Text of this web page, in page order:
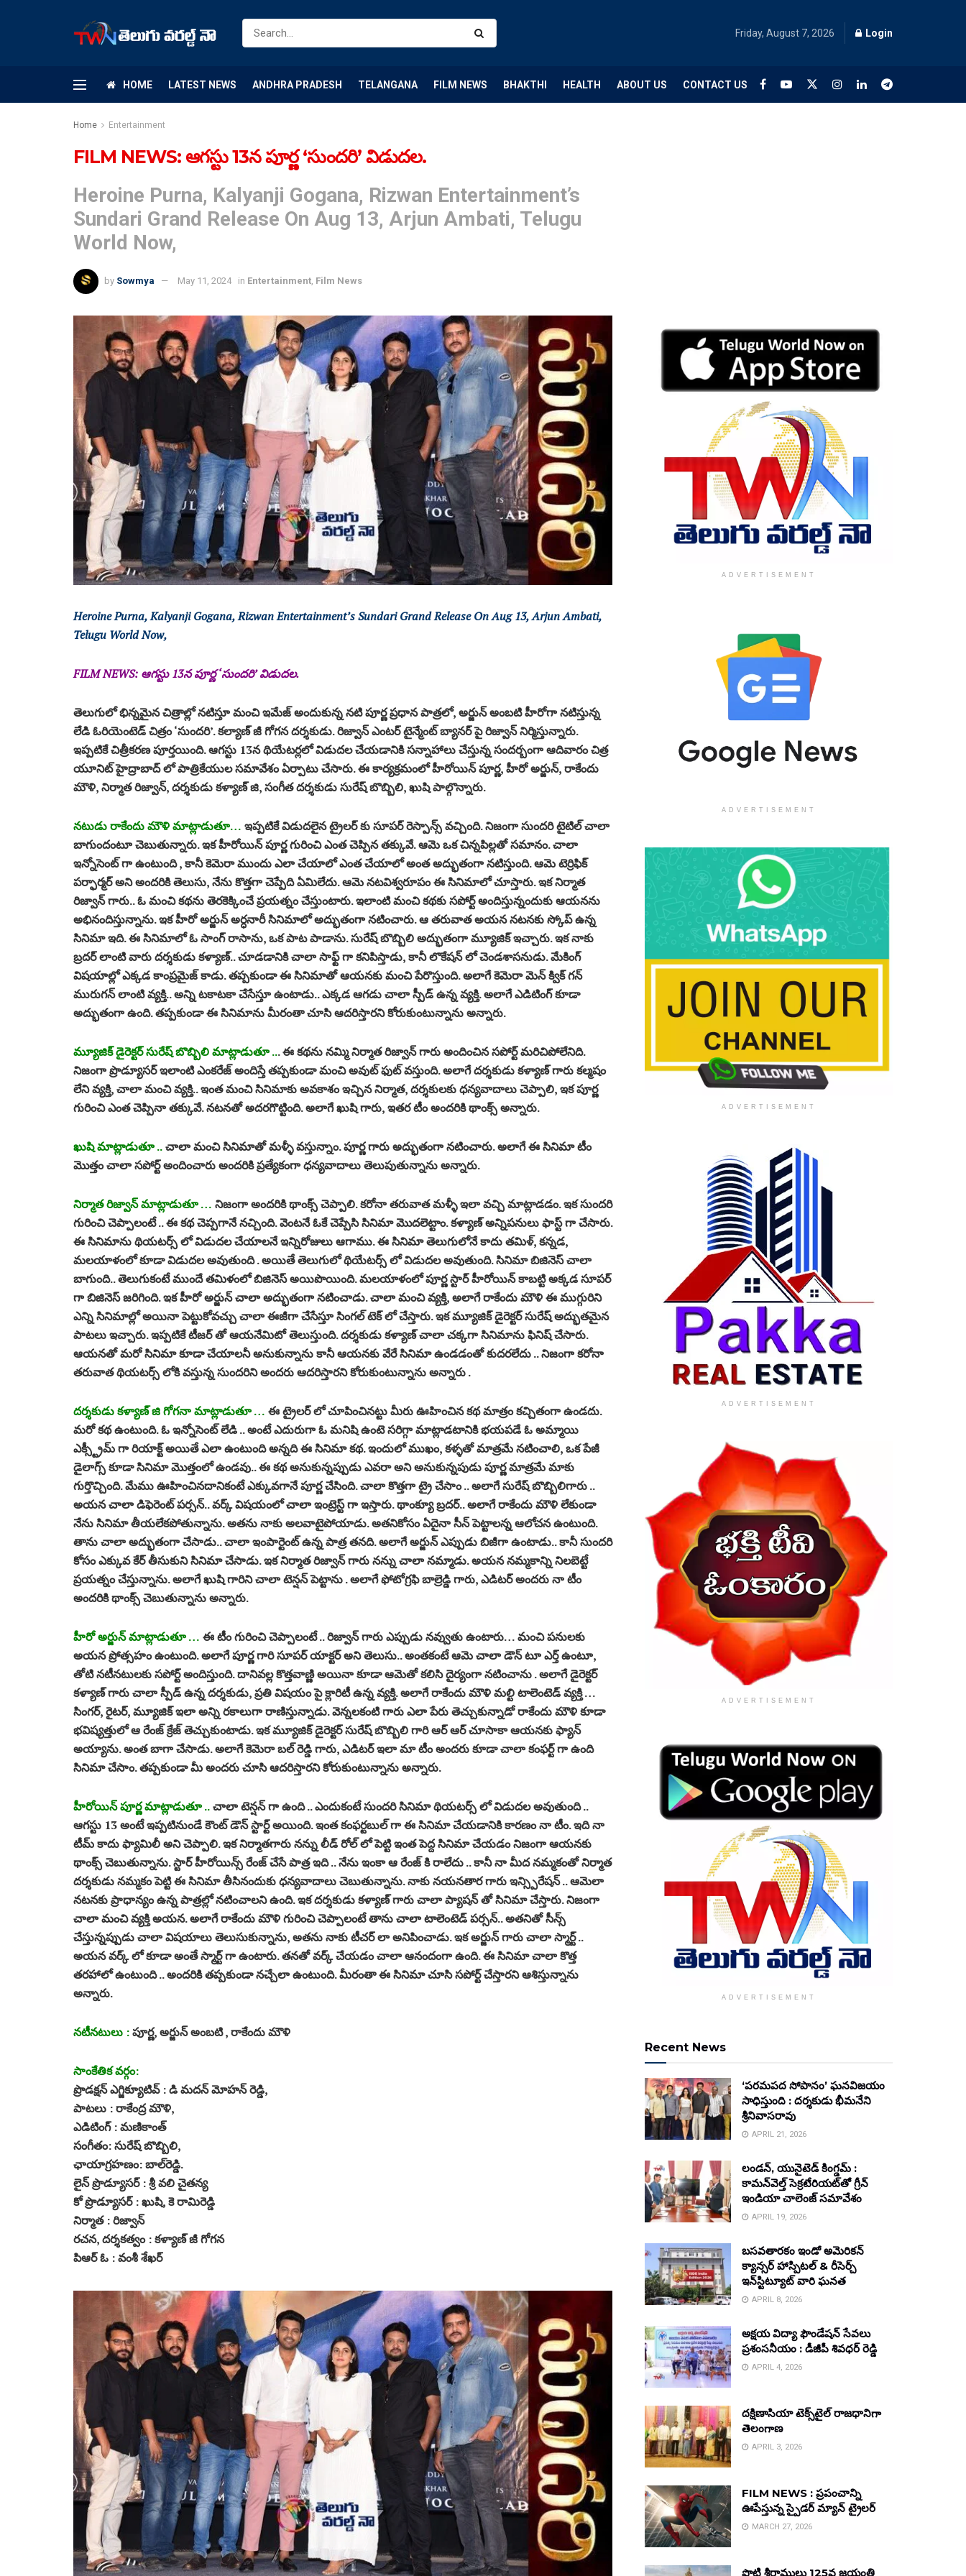
Friday, August 7, 2026 Login
HOME LATEST NEWS ANDHRA PRADESH TELANGANA FILM NEWS BHAKTHI HEALTH ABOUT US CONTACT US
Home Entertainment
FILM NEWS: ఆగస్టు 13న పూర్ణ ‘సుందరి’ విడుదల.
Heroine Purna, Kalyanji Gogana, Rizwan Entertainment’s
Sundari Grand Release On Aug 13, Arjun Ambati, Telugu
World Now,
by Sowmya May 11, 2024 in Entertainment, Film News
Heroine Purna, Kalyanji Gogana, Rizwan Entertainment’s Sundari Grand Release On Aug 13, Arjun Ambati,
Telugu World Now,
FILM NEWS: ఆగస్టు 13న పూర్ణ ‘సుందరి’ విడుదల.
తెలుగులో భిన్నమైన చిత్రాల్లో నటిస్తూ మంచి ఇమేజ్ అందుకున్న నటి పూర్ణ ప్రధాన పాత్రలో, అర్జున్ అంబటి హీరోగా నటిస్తున్న
లేడి ఓరియెంటెడ్ చిత్రం ‘సుందరి’. కల్యాణ్‌ జీ గోగన దర్శకుడు. రిజ్వాన్ ఎంటర్ టైన్మేంట్ బ్యానర్ పై రిజ్వాన్‌ నిర్మిస్తున్నారు.
ఇప్పటికే చిత్రీకరణ పూర్తయింది. ఆగస్టు 13న థియేటర్లలో విడుదల చేయడానికి సన్నాహాలు చేస్తున్న సందర్బంగా ఆదివారం చిత్ర
యూనిట్ హైద్రాబాద్ లో పాత్రికేయుల సమావేశం ఏర్పాటు చేసారు. ఈ కార్యక్రమంలో హీరోయిన్ పూర్ణ, హీరో అర్జున్, రాకేందు
మౌళి, నిర్మాత రిజ్వాన్, దర్శకుడు కళ్యాణ్ జి, సంగీత దర్శకుడు సురేష్ బొబ్బిలి, ఖుషి పాల్గొన్నారు.
నటుడు రాకేందు మౌళి మాట్లాడుతూ… ఇప్పటికే విడుదలైన ట్రైలర్ కు సూపర్ రెస్పాన్స్ వచ్చింది. నిజంగా సుందరి టైటిల్ చాలా
బాగుందంటూ చెబుతున్నారు. ఇక హీరోయిన్ పూర్ణ గురించి ఎంత చెప్పిన తక్కువే. ఆమె ఒక చిన్నపిల్లతో సమానం. చాలా
ఇన్నోసెంట్ గా ఉంటుంది , కానీ కెమెరా ముందు ఎలా చేయాలో ఎంత చేయాలో అంత అద్భుతంగా నటిస్తుంది. ఆమె టెర్రిఫిక్
పర్ఫార్మర్ అని అందరికి తెలుసు, నేను కొత్తగా చెప్పేది ఏమిలేదు. ఆమె నటవిశ్వరూపం ఈ సినిమాలో చూస్తారు. ఇక నిర్మాత
రిజ్వాన్ గారు.. ఓ మంచి కథను తెరకెక్కించే ప్రయత్నం చేస్తుంటారు. ఇలాంటి మంచి కథకు సపోర్ట్ అందిస్తున్నందుకు ఆయనను
అభినందిస్తున్నాను. ఇక హీరో అర్జున్ అర్ధనారీ సినిమాలో అద్భుతంగా నటించారు. ఆ తరువాత అయన నటనకు స్కోప్ ఉన్న
సినిమా ఇది. ఈ సినిమాలో ఓ సాంగ్ రాసాను, ఒక పాట పాడాను. సురేష్ బొబ్బిలి అద్భుతంగా మ్యూజిక్ ఇచ్చారు. ఇక నాకు
బ్రదర్ లాంటి వారు దర్శకుడు కళ్యాణ్.. చూడడానికి చాలా సాఫ్ట్ గా కనిపిస్తాడు, కానీ లొకేషన్ లో చెండశాసనుడు. మేకింగ్
విషయాల్లో ఎక్కడ కాంప్రమైజ్ కాడు. తప్పకుండా ఈ సినిమాతో ఆయనకు మంచి పేరొస్తుంది. అలాగే కెమెరా మెన్ క్విక్ గన్
మురుగన్ లాంటి వ్యక్తి.. అన్ని టకాటకా చేసేస్తూ ఉంటాడు.. ఎక్కడ ఆగడు చాలా స్పీడ్ ఉన్న వ్యక్తి. అలాగే ఎడిటింగ్ కూడా
అద్భుతంగా ఉంది. తప్పకుండా ఈ సినిమాను మీరంతా చూసి ఆదరిస్తారని కోరుకుంటున్నాను అన్నారు.
మ్యూజిక్ డైరెక్టర్ సురేష్ బొబ్బిలి మాట్లాడుతూ ... ఈ కథను నమ్మి నిర్మాత రిజ్వాన్ గారు అందించిన సపోర్ట్ మరిచిపోలేనిది.
నిజంగా ప్రొడ్యూసర్ ఇలాంటి ఎంకరేజ్ అందిస్తే తప్పకుండా మంచి అవుట్ ఫుట్ వస్తుంది. అలాగే దర్శకుడు కళ్యాణ్ గారు కల్మషం
లేని వ్యక్తి, చాలా మంచి వ్యక్తి.. ఇంత మంచి సినిమాకు అవకాశం ఇచ్చిన నిర్మాత, దర్శకులకు ధన్యవాదాలు చెప్పాలి, ఇక పూర్ణ
గురించి ఎంత చెప్పినా తక్కువే. నటనతో అదరగొట్టింది. అలాగే ఖుషి గారు, ఇతర టీం అందరికి థాంక్స్ అన్నారు.
ఖుషి మాట్లాడుతూ ..చాలా మంచి సినిమాతో మళ్ళీ వస్తున్నాం. పూర్ణ గారు అద్భుతంగా నటించారు. అలాగే ఈ సినిమా టీం
మొత్తం చాలా సపోర్ట్ అందించారు అందరికి ప్రత్యేకంగా ధన్యవాదాలు తెలుపుతున్నాను అన్నారు.
నిర్మాత రిజ్వాన్ మాట్లాడుతూ … నిజంగా అందరికి థాంక్స్ చెప్పాలి. కరోనా తరువాత మళ్ళీ ఇలా వచ్చి మాట్లాడడం. ఇక సుందరి
గురించి చెప్పాలంటే .. ఈ కథ చెప్పగానే నచ్చింది. వెంటనే ఓకే చెప్పేసి సినిమా మొదలెట్టాం. కళ్యాణ్ అన్నిపనులు ఫాస్ట్ గా చేసారు.
ఈ సినిమాను థియటర్స్ లో విడుదల చేయాలనే ఇన్నిరోజులు ఆగాము. ఈ సినిమా తెలుగులోనే కాదు తమిళ్, కన్నడ,
మలయాళంలో కూడా విడుదల అవుతుంది . అయితే తెలుగులో థియేటర్స్ లో విడుదల అవుతుంది. సినిమా బిజినెస్ చాలా
బాగుంది.. తెలుగుకంటే ముందే తమిళంలో బిజినెస్ అయిపొయింది. మలయాళంలో పూర్ణ స్టార్ హీరోయిన్ కాబట్టి అక్కడ సూపర్
గా బిజినెస్ జరిగింది. ఇక హీరో అర్జున్ చాలా అద్భుతంగా నటించాడు. చాలా మంచి వ్యక్తి, అలాగే రాకేందు మౌళి ఈ ముగ్గురిని
ఎన్ని సినిమాల్లో అయినా పెట్టుకోవచ్చు చాలా ఈజీగా చేసేస్తూ సింగల్ టెక్ లో చేస్తారు. ఇక మ్యూజిక్ డైరెక్టర్ సురేష్ అద్భుతమైన
పాటలు ఇచ్చారు. ఇప్పటికే టీజర్ తో ఆయనేమిటో తెలుస్తుంది. దర్శకుడు కళ్యాణ్ చాలా చక్కగా సినిమాను ఫినిష్ చేసారు.
ఆయనతో మరో సినిమా కూడా చేయాలనీ అనుకున్నాను కానీ ఆయనకు వేరే సినిమా ఉండడంతో కుదరలేదు .. నిజంగా కరోనా
తరువాత థియటర్స్ లోకి వస్తున్న సుందరిని అందరు ఆదరిస్తారని కోరుకుంటున్నాను అన్నారు .
దర్శకుడు కళ్యాణ్ జి గోగనా మాట్లాడుతూ … ఈ ట్రైలర్ లో చూపించినట్టు మీరు ఊహించిన కథ మాత్రం కచ్చితంగా ఉండదు.
మరో కథ ఉంటుంది. ఓ ఇన్నోసెంట్ లేడి .. అంటే ఎదురుగా ఓ మనిషి ఉంటె సరిగ్గా మాట్లాడటానికి భయపడే ఓ అమ్మాయి
ఎక్స్ట్రీమ్ గా రియాక్ట్ అయితే ఎలా ఉంటుంది అన్నది ఈ సినిమా కథ. ఇందులో ముఖం, కళ్ళతో మాత్రమే నటించాలి, ఒక పేజీ
డైలాగ్స్ కూడా సినిమా మొత్తంలో ఉండవు.. ఈ కథ అనుకున్నప్పుడు ఎవరా అని అనుకున్నపుడు పూర్ణ మాత్రమే మాకు
గుర్తొచ్చింది. మేము ఊహించినదానికంటే ఎక్కువగానే పూర్ణ చేసింది. చాలా కొత్తగా ట్రై చేసాం .. అలాగే సురేష్ బొబ్బిలిగారు ..
అయన చాలా డిఫెరెంట్ పర్సన్.. వర్క్ విషయంలో చాలా ఇంట్రెస్ట్ గా ఇస్తారు. థాంక్యూ బ్రదర్.. అలాగే రాకేందు మౌళి లేకుండా
నేను సినిమా తీయలేకపోతున్నాను. అతను నాకు అలవాటైపోయాడు. అతనికోసం ఏదైనా సీన్ పెట్టాలన్న ఆలోచన ఉంటుంది.
తాను చాలా అద్భుతంగా చేసాడు.. చాలా ఇంపార్టెంట్ ఉన్న పాత్ర తనది. అలాగే అర్జున్ ఎప్పుడు బిజీగా ఉంటాడు.. కానీ సుందరి
కోసం ఎక్కువ కేర్ తీసుకుని సినిమా చేసాడు. ఇక నిర్మాత రిజ్వాన్ గారు నన్ను చాలా నమ్మాడు. అయన నమ్మకాన్ని నిలబెట్టే
ప్రయత్నం చేస్తున్నాను. అలాగే ఖుషి గారిని చాలా టెన్షన్ పెట్టాను . అలాగే ఫోటోగ్రఫి బాల్రెడ్డి గారు, ఎడిటర్ అందరు నా టీం
అందరికి థాంక్స్ చెబుతున్నాను అన్నారు.
హీరో అర్జున్ మాట్లాడుతూ … ఈ టీం గురించి చెప్పాలంటే .. రిజ్వాన్ గారు ఎప్పుడు నవ్వుతు ఉంటారు… మంచి పనులకు
అయన ప్రోత్సహం ఉంటుంది. అలాగే పూర్ణ గారి సూపర్ యాక్టర్ అని తెలుసు.. అంతకంటే ఆమె చాలా డౌన్ టూ ఎర్త్ ఉంటూ,
తోటి నటీనటులకు సపోర్ట్ అందిస్తుంది. దానివల్ల కొత్తవాణ్ణి అయినా కూడా ఆమెతో కలిసి దైర్యంగా నటించాను . అలాగే డైరెక్టర్
కళ్యాణ్ గారు చాలా స్పీడ్ ఉన్న దర్శకుడు, ప్రతి విషయం పై క్లారిటీ ఉన్న వ్యక్తి. అలాగే రాకేందు మౌళి మల్టి టాలెంటెడ్ వ్యక్తి …
సింగర్, రైటర్, మ్యూజిక్ ఇలా అన్ని రకాలుగా రాణిస్తున్నాడు. వెన్నలకంటి గారు ఎలా పేరు తెచ్చుకున్నాడో రాకేందు మౌళి కూడా
భవిష్యత్తులో ఆ రేంజ్ క్రేజ్ తెచ్చుకుంటాడు. ఇక మ్యూజిక్ డైరెక్టర్ సురేష్ బొబ్బిలి గారి ఆర్ ఆర్ చూసాకా ఆయనకు ఫ్యాన్
అయ్యాను. అంత బాగా చేసాడు. అలాగే కెమెరా బల్ రెడ్డి గారు, ఎడిటర్ ఇలా మా టీం అందరు కూడా చాలా కంఫర్ట్ గా ఉంది
సినిమా చేసాం. తప్పకుండా మీ అందరు చూసి ఆదరిస్తారని కోరుకుంటున్నాను అన్నారు.
హీరోయిన్ పూర్ణ మాట్లాడుతూ ..చాలా టెన్షన్ గా ఉంది .. ఎందుకంటే సుందరి సినిమా థియటర్స్ లో విడుదల అవుతుంది ..
ఆగస్టు 13 అంటే ఇప్పటినుండే కౌంట్ డౌన్ స్టార్ట్ అయింది. ఇంత కంఫర్టబుల్ గా ఈ సినిమా చేయడానికి కారణం నా టీం. ఇది నా
టీమ్ కాదు ఫ్యామిలీ అని చెప్పాలి. ఇక నిర్మాతగారు నన్ను లీడ్ రోల్ లో పెట్టి ఇంత పెద్ద సినిమా చేయడం నిజంగా ఆయనకు
థాంక్స్ చెబుతున్నాను. స్టార్ హీరోయిన్స్ రేంజ్ చేసే పాత్ర ఇది .. నేను ఇంకా ఆ రేంజ్ కి రాలేదు .. కానీ నా మీద నమ్మకంతో నిర్మాత
దర్శకుడు నమ్మకం పెట్టి ఈ సినిమా తీసినందుకు ధన్యవాదాలు చెబుతున్నాను. నాకు నయనతార గారు ఇన్స్పిరేషన్ .. ఆమెలా
నటనకు ప్రాధాన్యం ఉన్న పాత్రల్లో నటించాలని ఉంది. ఇక దర్శకుడు కళ్యాణ్ గారు చాలా ప్యాషన్ తో సినిమా చేస్తారు. నిజంగా
చాలా మంచి వ్యక్తి అయన. అలాగే రాకేందు మౌళి గురించి చెప్పాలంటే తాను చాలా టాలెంటెడ్ పర్సన్.. అతనితో సీన్స్
చేస్తున్నప్పుడు చాలా విషయాలు తెలుసుకున్నాను, అతను నాకు టీచర్ లా అనిపించాడు. ఇక అర్జున్ గారు చాలా స్మార్ట్ ..
అయన వర్క్ లో కూడా అంతే స్మార్ట్ గా ఉంటారు. తనతో వర్క్ చేయడం చాలా ఆనందంగా ఉంది. ఈ సినిమా చాలా కొత్త
తరహాలో ఉంటుంది .. అందరికి తప్పకుండా నచ్చేలా ఉంటుంది. మీరంతా ఈ సినిమా చూసి సపోర్ట్ చేస్తారని ఆశిస్తున్నాను
అన్నారు.
నటీనటులు :పూర్ణ, అర్జున్ అంబటి , రాకేందు మౌళి
సాంకేతిక వర్గం:
ప్రొడక్షన్ ఎగ్జిక్యూటివ్ : డి మదన్ మోహన్ రెడ్డి,
పాటలు : రాకేంద్ర మౌళి,
ఎడిటింగ్ : మణికాంత్
సంగీతం: సురేష్‌ బొబ్బిలి,
ఛాయాగ్రహణం: బాల్‌రెడ్డి.
లైన్ ప్రొడ్యూసర్ : శ్రీ వలి చైతన్య
కో ప్రొడ్యూసర్ : ఖుషి, కె రామిరెడ్డి
నిర్మాత : రిజ్వాన్
రచన, దర్శకత్వం : క‌ళ్యాణ్ జీ గోగ‌న
పిఆర్ ఓ : వంశీ శేఖర్
ADVERTISEMENT
ADVERTISEMENT
ADVERTISEMENT
ADVERTISEMENT
ADVERTISEMENT
ADVERTISEMENT
Recent News
‘పరమపద సోపానం’ ఘనవిజయం
సాధిస్తుంది : దర్శకుడు భీమనేని
శ్రీనివాసరావు
APRIL 21, 2026
లండన్, యునైటెడ్ కింగ్డమ్ :
కామన్‌వెల్త్ సెక్రటేరియట్‌తో గ్రీన్
ఇండియా చాలెంజ్ సమావేశం
APRIL 19, 2026
బసవతారకం ఇండో అమెరికన్
క్యాన్సర్ హాస్పిటల్ & రీసెర్చ్
ఇన్‌స్టిట్యూట్ వారి ఘనత
APRIL 8, 2026
అక్షయ విద్యా ఫౌండేషన్ సేవలు
ప్రశంసనీయం : డీజీపీ శివధర్ రెడ్డి
APRIL 4, 2026
దక్షిణాసియా టెక్స్‌టైల్ రాజధానిగా
తెలంగాణ
APRIL 3, 2026
FILM NEWS : ప్రపంచాన్ని
ఊపేస్తున్న స్పైడర్ మ్యాన్ ట్రైలర్
MARCH 27, 2026
పొట్టి శ్రీరాములు 125వ జయంతి